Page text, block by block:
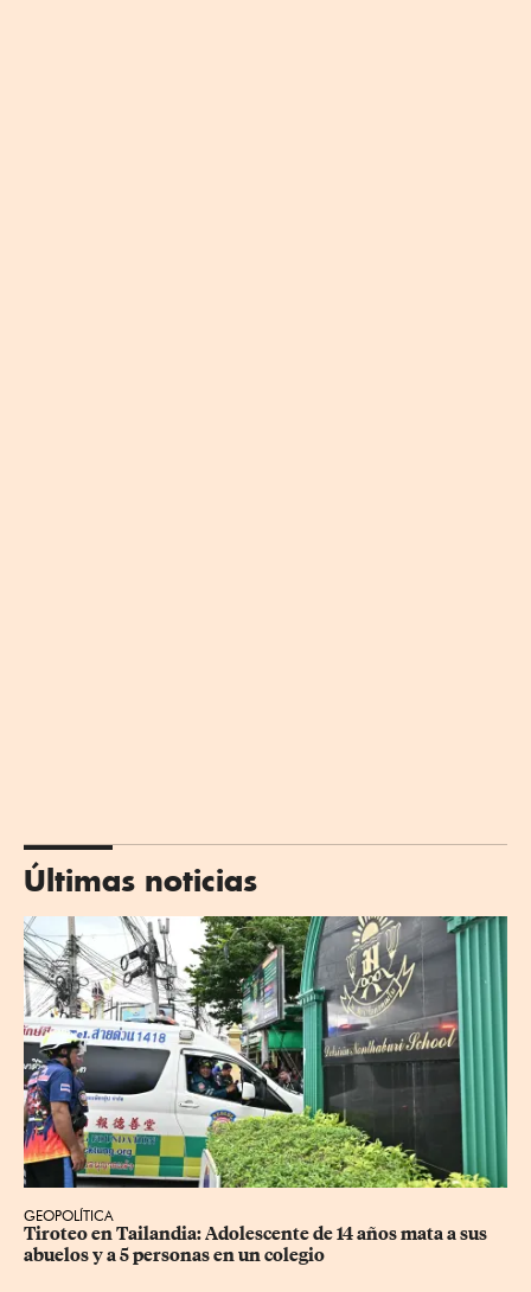
Últimas noticias
GEOPOLÍTICA
Tiroteo en Tailandia: Adolescente de 14 años mata a sus
abuelos y a 5 personas en un colegio